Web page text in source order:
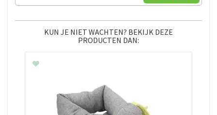
KUN JE NIET WACHTEN? BEKIJK DEZE
PRODUCTEN DAN: